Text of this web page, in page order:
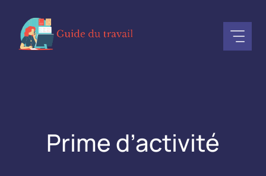
contenu
Prime d’activité